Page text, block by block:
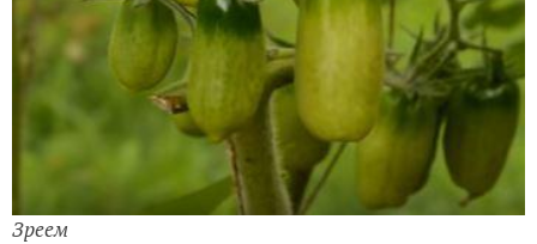
Зреем